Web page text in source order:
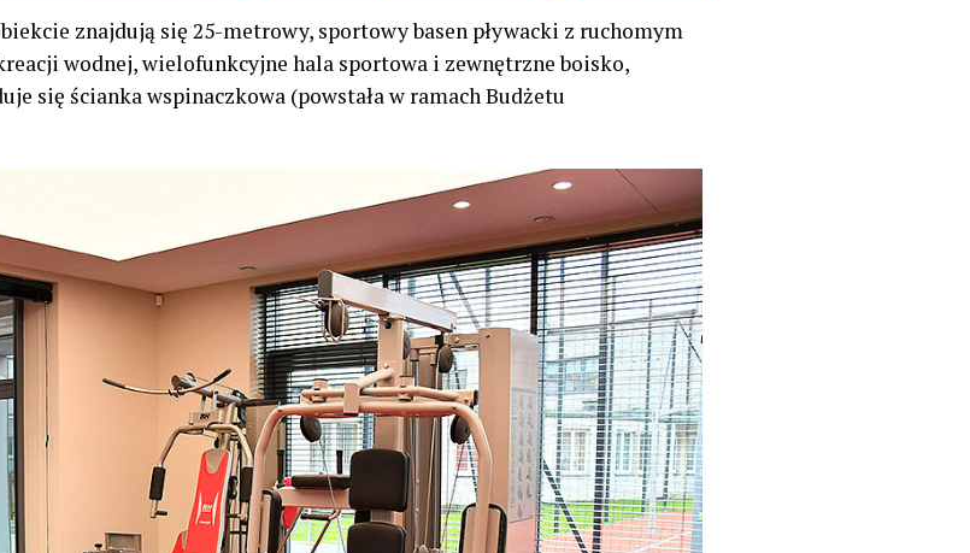
znajdują się 25-metrowy, sportowy basen pływacki z ruchomym
wodnej, wielofunkcyjne hala sportowa i zewnętrzne boisko,
się ścianka wspinaczkowa (powstała w ramach Budżetu